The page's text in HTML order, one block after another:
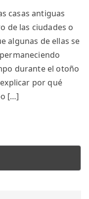
casas antiguas
de las ciudades o
algunas de ellas se
durante el otoño
por qué
[…]